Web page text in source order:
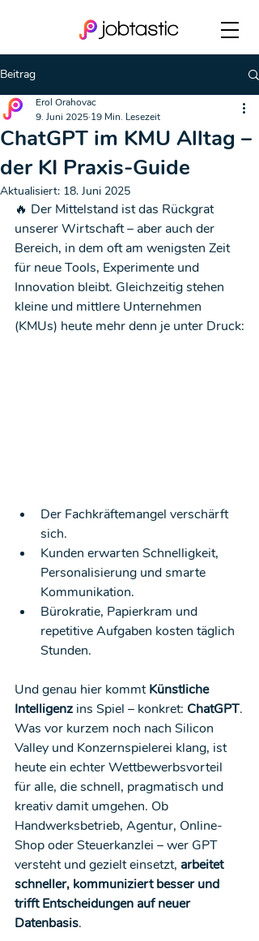
Beitrag
ChatGPT im KMU Alltag –
der KI Praxis-Guide
Erol Orahovac
9. Juni 2025 19 Min. Lesezeit
Aktualisiert: 18. Juni 2025
🔥 Der Mittelstand ist das Rückgrat
unserer Wirtschaft – aber auch der
Bereich, in dem oft am wenigsten Zeit
für neue Tools, Experimente und
Innovation bleibt. Gleichzeitig stehen
kleine und mittlere Unternehmen
(KMUs) heute mehr denn je unter Druck:
Der Fachkräftemangel verschärft
sich.
Kunden erwarten Schnelligkeit,
Personalisierung und smarte
Kommunikation.
Bürokratie, Papierkram und
repetitive Aufgaben kosten täglich
Stunden.
Und genau hier kommt Künstliche
Intelligenz ins Spiel – konkret: ChatGPT.
Was vor kurzem noch nach Silicon
Valley und Konzernspielerei klang, ist
heute ein echter Wettbewerbsvorteil
für alle, die schnell, pragmatisch und
kreativ damit umgehen. Ob
Handwerksbetrieb, Agentur, Online-
Shop oder Steuerkanzlei – wer GPT
versteht und gezielt einsetzt, arbeitet
schneller, kommuniziert besser und
trifft Entscheidungen auf neuer
Datenbasis.